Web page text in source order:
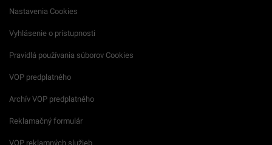
Nastavenia Cookies
Vyhlásenie o prístupnosti
Pravidlá používania súborov Cookies
VOP predplatného
Archív VOP predplatného
Reklamačný formulár
VOP reklamných služieb